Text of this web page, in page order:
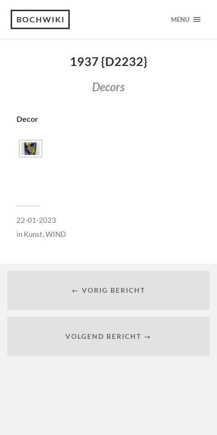
BOCHWIKI MENU
1937 {D2232}
Decors
Decor
22-01-2023
in Kunst,WIND
← VORIG BERICHT
VOLGEND BERICHT →